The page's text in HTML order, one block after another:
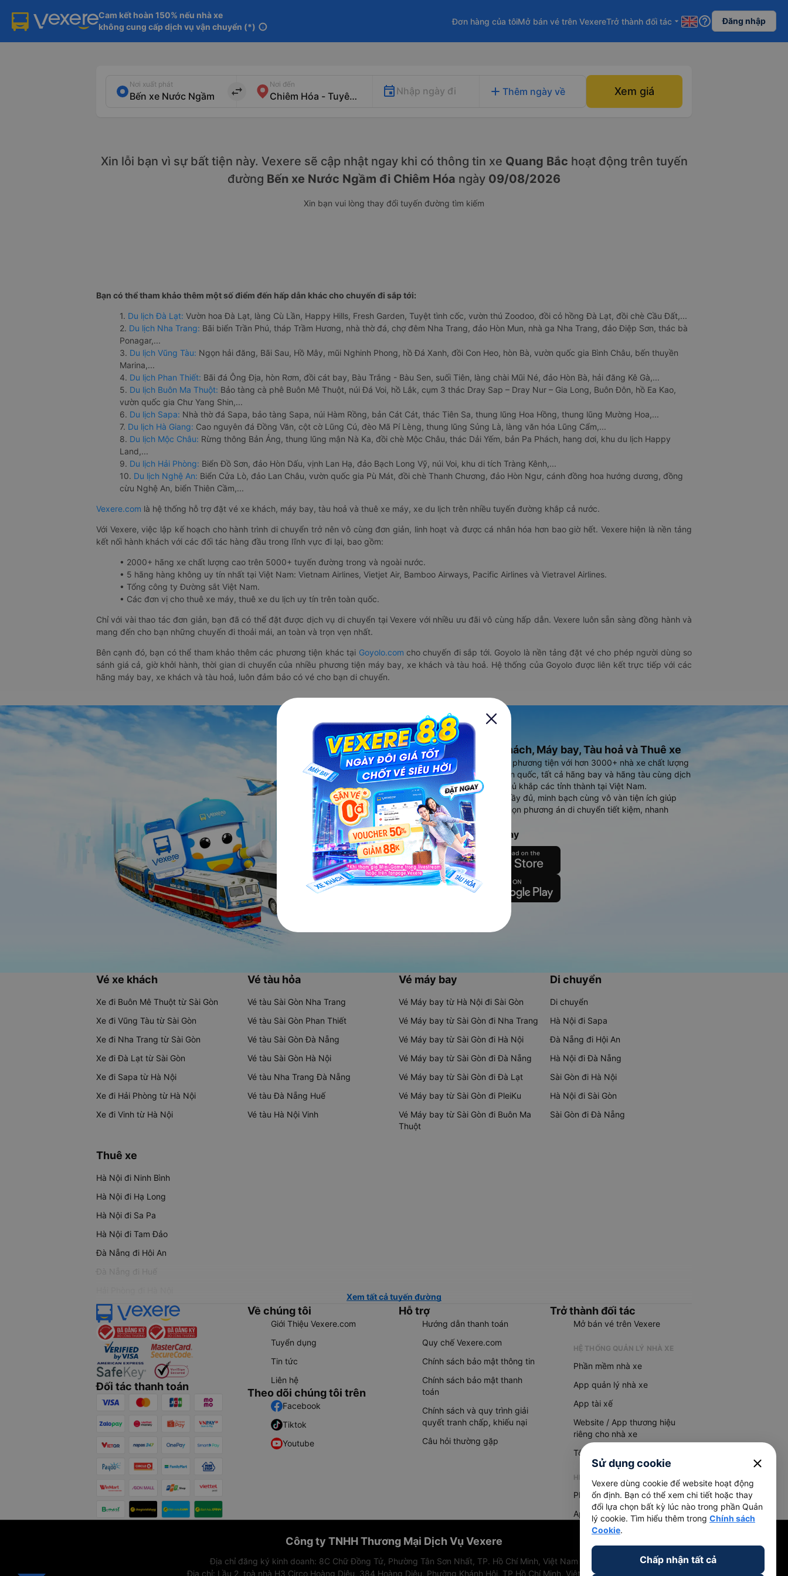
Cam kết hoàn 150% nếu nhà xe
không cung cấp dịch vụ vận chuyển (*) info
Đơn hàng của tôiMở bán vé trên VexereTrở thành đối tác arrow_drop_down help_outline Đăng nhập
Nơi xuất phát
import_export
Nơi đến
Nhập ngày đi add Thêm ngày về Xem giá
Xin lỗi bạn vì sự bất tiện này. Vexere sẽ cập nhật ngay khi có thông tin xe Quang Bắc hoạt động trên tuyến
đường Bến xe Nước Ngầm đi Chiêm Hóa ngày 09/08/2026
Xin bạn vui lòng thay đổi tuyến đường tìm kiếm
Bạn có thể tham khảo thêm một số điểm đến hấp dẫn khác cho chuyến đi sắp tới:
1. Du lịch Đà Lạt: Vườn hoa Đà Lạt, làng Cù Lần, Happy Hills, Fresh Garden, Tuyệt tình cốc, vườn thú Zoodoo, đồi cỏ hồng Đà Lạt, đồi chè Cầu Đất,...
2. Du lịch Nha Trang: Bãi biển Trần Phú, tháp Trầm Hương, nhà thờ đá, chợ đêm Nha Trang, đảo Hòn Mun, nhà ga Nha Trang, đảo Điệp Sơn, thác bà
Ponagar,...
3. Du lịch Vũng Tàu: Ngọn hải đăng, Bãi Sau, Hồ Mây, mũi Nghinh Phong, hồ Đá Xanh, đồi Con Heo, hòn Bà, vườn quốc gia Bình Châu, bến thuyền
Marina,...
4. Du lịch Phan Thiết: Bãi đá Ông Địa, hòn Rơm, đồi cát bay, Bàu Trắng - Bàu Sen, suối Tiên, làng chài Mũi Né, đảo Hòn Bà, hải đăng Kê Gà,...
5. Du lịch Buôn Ma Thuột: Bảo tàng cà phê Buôn Mê Thuột, núi Đá Voi, hồ Lắk, cụm 3 thác Dray Sap – Dray Nur – Gia Long, Buôn Đôn, hồ Ea Kao,
vườn quốc gia Chư Yang Shin,...
6. Du lịch Sapa: Nhà thờ đá Sapa, bảo tàng Sapa, núi Hàm Rồng, bản Cát Cát, thác Tiên Sa, thung lũng Hoa Hồng, thung lũng Mường Hoa,...
7. Du lịch Hà Giang: Cao nguyên đá Đồng Văn, cột cờ Lũng Cú, đèo Mã Pí Lèng, thung lũng Sủng Là, làng văn hóa Lũng Cẩm,...
8. Du lịch Mộc Châu: Rừng thông Bản Áng, thung lũng mận Nà Ka, đồi chè Mộc Châu, thác Dải Yếm, bản Pa Phách, hang dơi, khu du lịch Happy
Land,...
9. Du lịch Hải Phòng: Biển Đồ Sơn, đảo Hòn Dấu, vịnh Lan Hạ, đảo Bạch Long Vỹ, núi Voi, khu di tích Tràng Kênh,...
10. Du lịch Nghệ An: Biển Cửa Lò, đảo Lan Châu, vườn quốc gia Pù Mát, đồi chè Thanh Chương, đảo Hòn Ngư, cánh đồng hoa hướng dương, đồng
cừu Nghệ An, biển Thiên Cầm,...
Vexere.com là hệ thống hỗ trợ đặt vé xe khách, máy bay, tàu hoả và thuê xe máy, xe du lịch trên nhiều tuyến đường khắp cả nước.
Với Vexere, việc lập kế hoạch cho hành trình di chuyển trở nên vô cùng đơn giản, linh hoạt và được cá nhân hóa hơn bao giờ hết. Vexere hiện là nền tảng
kết nối hành khách với các đối tác hàng đầu trong lĩnh vực đi lại, bao gồm:
• 2000+ hãng xe chất lượng cao trên 5000+ tuyến đường trong và ngoài nước.
• 5 hãng hàng không uy tín nhất tại Việt Nam: Vietnam Airlines, Vietjet Air, Bamboo Airways, Pacific Airlines và Vietravel Airlines.
• Tổng công ty Đường sắt Việt Nam.
• Các đơn vị cho thuê xe máy, thuê xe du lịch uy tín trên toàn quốc.
Chỉ với vài thao tác đơn giản, bạn đã có thể đặt được dịch vụ di chuyển tại Vexere với nhiều ưu đãi vô cùng hấp dẫn. Vexere luôn sẵn sàng đồng hành và
mang đến cho bạn những chuyến đi thoải mái, an toàn và trọn vẹn nhất.
Bên cạnh đó, bạn có thể tham khảo thêm các phương tiện khác tại Goyolo.com cho chuyến đi sắp tới. Goyolo là nền tảng đặt vé cho phép người dùng so
sánh giá cả, giờ khởi hành, thời gian di chuyển của nhiều phương tiện máy bay, xe khách và tàu hoả. Hệ thống của Goyolo được liên kết trực tiếp với các
hãng máy bay, xe khách và tàu hoả, luôn đảm bảo có vé cho bạn di chuyển.
Ứng dụng đặt vé Xe khách, Máy bay, Tàu hoả và Thuê xe
Vexere - ứng dụng đặt vé đa phương tiện với hơn 3000+ nhà xe chất lượng
cao, 5000+ tuyến đường toàn quốc, tất cả hãng bay và hãng tàu cùng dịch
vụ thuê xe máy, xe du lịch phủ khắp các tỉnh thành tại Việt Nam.
Ứng dụng hiển thị thông tin đầy đủ, minh bạch cùng vô vàn tiện ích giúp
người dùng so sánh và lựa chọn phương án di chuyển tiết kiệm, nhanh
chóng và phù hợp nhất.
Tải ứng dụng Vexere ngay
Vé xe khách
Xe đi Buôn Mê Thuột từ Sài Gòn
Xe đi Vũng Tàu từ Sài Gòn
Xe đi Nha Trang từ Sài Gòn
Xe đi Đà Lạt từ Sài Gòn
Xe đi Sapa từ Hà Nội
Xe đi Hải Phòng từ Hà Nội
Xe đi Vinh từ Hà Nội
Vé tàu hỏa
Vé tàu Sài Gòn Nha Trang
Vé tàu Sài Gòn Phan Thiết
Vé tàu Sài Gòn Đà Nẵng
Vé tàu Sài Gòn Hà Nội
Vé tàu Nha Trang Đà Nẵng
Vé tàu Đà Nẵng Huế
Vé tàu Hà Nội Vinh
Vé máy bay
Vé Máy bay từ Hà Nội đi Sài Gòn
Vé Máy bay từ Sài Gòn đi Nha Trang
Vé Máy bay từ Sài Gòn đi Hà Nội
Vé Máy bay từ Sài Gòn đi Đà Nẵng
Vé Máy bay từ Sài Gòn đi Đà Lạt
Vé Máy bay từ Sài Gòn đi PleiKu
Vé Máy bay từ Sài Gòn đi Buôn Ma
Thuột
Di chuyển
Di chuyển
Hà Nội đi Sapa
Đà Nẵng đi Hội An
Hà Nội đi Đà Nẵng
Sài Gòn đi Hà Nội
Hà Nội đi Sài Gòn
Sài Gòn đi Đà Nẵng
Thuê xe
Hà Nội đi Ninh Bình
Hà Nội đi Hạ Long
Hà Nội đi Sa Pa
Hà Nội đi Tam Đảo
Đà Nẵng đi Hội An
Đà Nẵng đi Huế
Xem tất cả tuyến đường
Đối tác thanh toán
Về chúng tôi
Giới Thiệu Vexere.com
Tuyển dụng
Tin tức
Liên hệ
Theo dõi chúng tôi trên
Facebook
Tiktok
Youtube
Hỗ trợ
Hướng dẫn thanh toán
Quy chế Vexere.com
Chính sách bảo mật thông tin
Chính sách bảo mật thanh
toán
Chính sách và quy trình giải
quyết tranh chấp, khiếu nại
Câu hỏi thường gặp
Trở thành đối tác
Mở bán vé trên Vexere
HỆ THỐNG QUẢN LÝ NHÀ XE
Phần mềm nhà xe
App quản lý nhà xe
App tài xế
Website / App thương hiệu
riêng cho nhà xe
Tổng đài AI
HỆ THỐNG QUẢN LÝ HÀNG HOÁ
Phần mềm quản lý hàng hoá
App quản lý hàng hoá
Công ty TNHH Thương Mại Dịch Vụ Vexere
Địa chỉ đăng ký kinh doanh: 8C Chữ Đồng Tử, Phường Tân Sơn Nhất, TP. Hồ Chí Minh, Việt Nam
Địa chỉ: Lầu 2, toà nhà H3 Circo Hoàng Diệu, 384 Hoàng Diệu, Phường Khánh Hội, TP Hồ Chí Minh, Việt Nam
Sử dụng cookie close
Vexere dùng cookie để website hoạt động
ổn định. Bạn có thể xem chi tiết hoặc thay
đổi lựa chọn bất kỳ lúc nào trong phần Quản
lý cookie. Tìm hiểu thêm trong Chính sách
Cookie.
Chấp nhận tất cả